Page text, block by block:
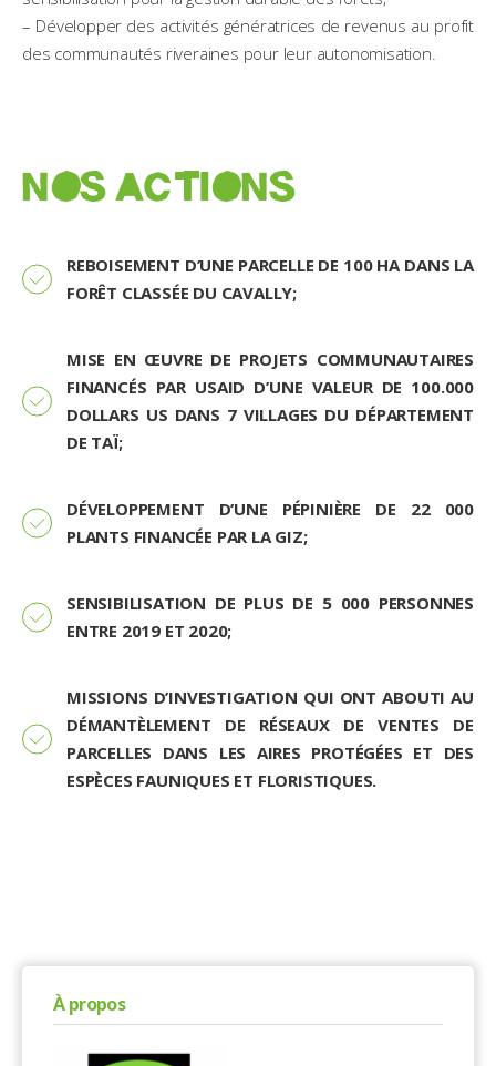
– Développer des activités génératrices de revenus au profit
des communautés riveraines pour leur autonomisation.
NOS ACTIONS
REBOISEMENT D’UNE PARCELLE DE 100 HA DANS LA
FORÊT CLASSÉE DU CAVALLY;
MISE EN ŒUVRE DE PROJETS COMMUNAUTAIRES
FINANCÉS PAR USAID D’UNE VALEUR DE 100.000
DOLLARS US DANS 7 VILLAGES DU DÉPARTEMENT
DE TAÏ;
DÉVELOPPEMENT D’UNE PÉPINIÈRE DE 22 000
PLANTS FINANCÉE PAR LA GIZ;
SENSIBILISATION DE PLUS DE 5 000 PERSONNES
ENTRE 2019 ET 2020;
MISSIONS D’INVESTIGATION QUI ONT ABOUTI AU
DÉMANTÈLEMENT DE RÉSEAUX DE VENTES DE
PARCELLES DANS LES AIRES PROTÉGÉES ET DES
ESPÈCES FAUNIQUES ET FLORISTIQUES.
À propos